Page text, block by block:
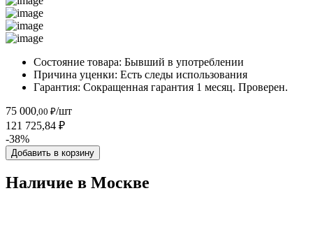
Состояние товара: Бывший в употреблении
Причина уценки: Есть следы использования
Гарантия: Сокращенная гарантия 1 месяц. Проверен.
75 000 ,00 ₽/шт
121 725,84 ₽
-38%
Добавить в корзину
Наличие в Москвe